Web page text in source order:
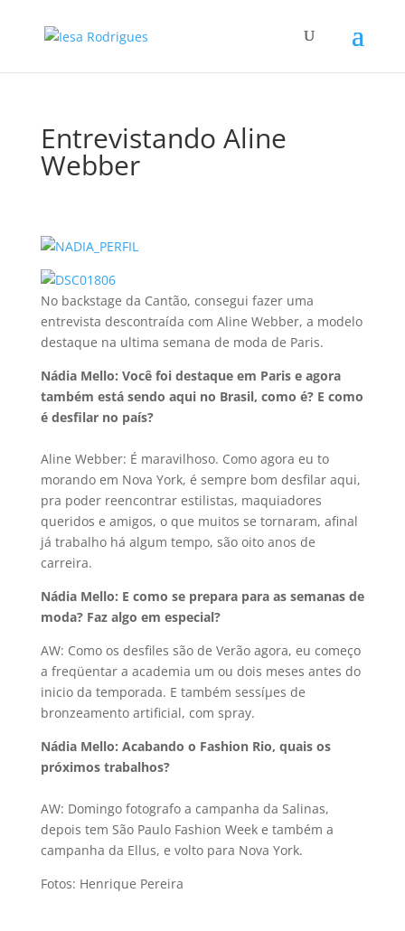
Entrevistando Aline
Webber
No backstage da Cantão, consegui fazer uma
entrevista descontraí­da com Aline Webber, a modelo
destaque na ultima semana de moda de Paris.
Nádia Mello: Você foi destaque em Paris e agora
também está sendo aqui no Brasil, como é? E como
é desfilar no paí­s?
Aline Webber: É maravilhoso. Como agora eu to
morando em Nova York, é sempre bom desfilar aqui,
pra poder reencontrar estilistas, maquiadores
queridos e amigos, o que muitos se tornaram, afinal
já trabalho há algum tempo, são oito anos de
carreira.
Nádia Mello: E como se prepara para as semanas de
moda? Faz algo em especial?
AW: Como os desfiles são de Verão agora, eu começo
a freqüentar a academia um ou dois meses antes do
inicio da temporada. E também sessíµes de
bronzeamento artificial, com spray.
Nádia Mello: Acabando o Fashion Rio, quais os
próximos trabalhos?
AW: Domingo fotografo a campanha da Salinas,
depois tem São Paulo Fashion Week e também a
campanha da Ellus, e volto para Nova York.
Fotos: Henrique Pereira